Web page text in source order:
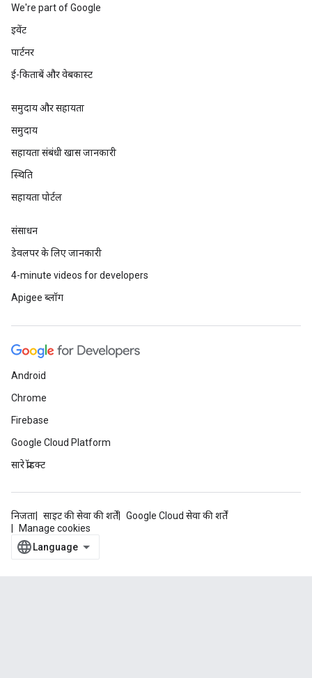
We're part of Google
इवेंट
पार्टनर
ई-किताबें और वेबकास्ट
समुदाय और सहायता
समुदाय
सहायता संबंधी खास जानकारी
स्थिति
सहायता पोर्टल
संसाधन
डेवलपर के लिए जानकारी
4-minute videos for developers
Apigee ब्लॉग
Android
Chrome
Firebase
Google Cloud Platform
सारे प्रॉडक्ट
निजता साइट की सेवा की शर्तें
Google Cloud सेवा की शर्तें
Manage cookies